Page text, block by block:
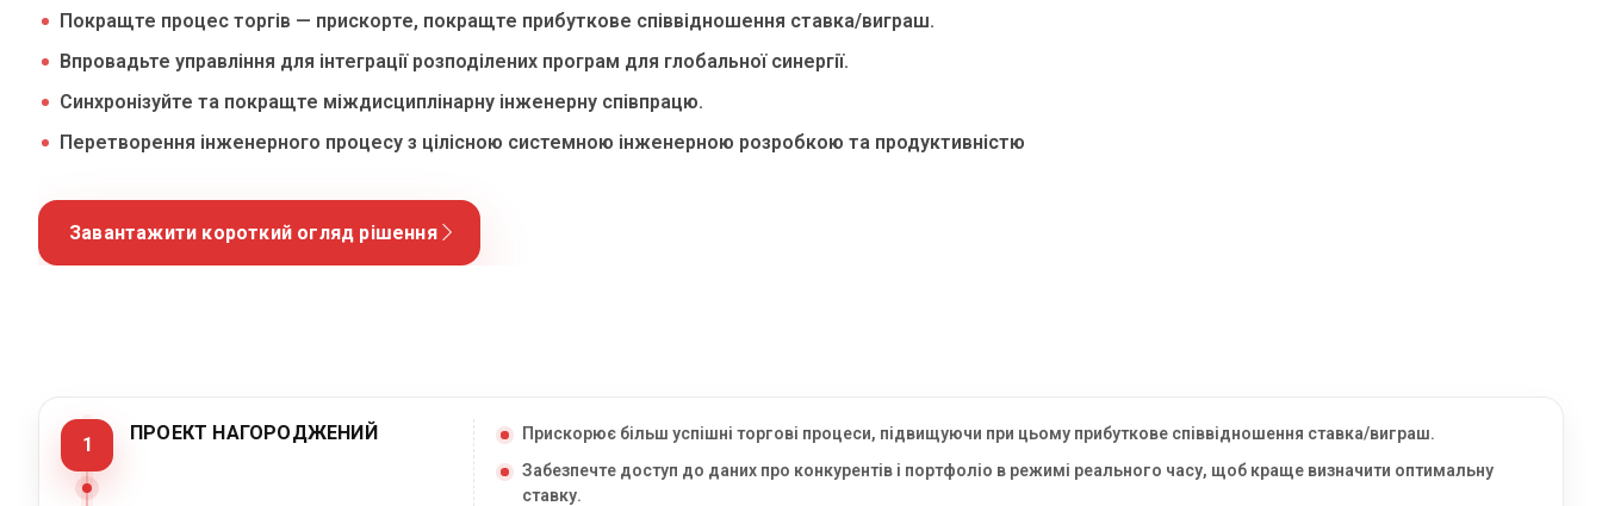
Покращте процес торгів — прискорте, покращте прибуткове співвідношення ставка/виграш.
Впровадьте управління для інтеграції розподілених програм для глобальної синергії.
Синхронізуйте та покращте міждисциплінарну інженерну співпрацю.
Перетворення інженерного процесу з цілісною системною інженерною розробкою та продуктивністю
Завантажити короткий огляд рішення
1
ПРОЕКТ НАГОРОДЖЕНИЙ
Прискорює більш успішні торгові процеси, підвищуючи при цьому прибуткове співвідношення ставка/виграш.
Забезпечте доступ до даних про конкурентів і портфоліо в режимі реального часу, щоб краще визначити оптимальну
ставку.